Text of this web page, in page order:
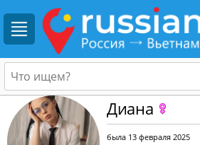
Диана
была 13 февраля 2025